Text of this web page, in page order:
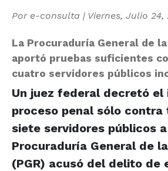
Por e-consulta | Viernes, Julio 24,
La Procuraduría General de
aportó pruebas suficientes
cuatro servidores públicos
Un juez federal decretó el
proceso penal sólo contra
siete servidores públicos
Procuraduría General de
(PGR) acusó del delito de